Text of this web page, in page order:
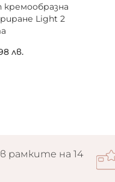
кремообразна
Light 2
лв.
рамките на 14